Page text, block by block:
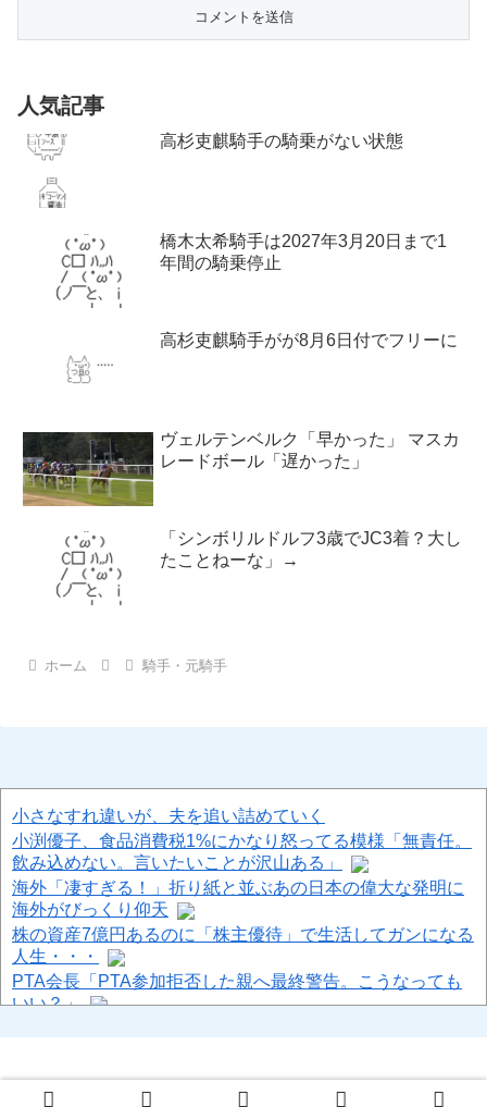
人気記事
高杉吏麒騎手の騎乗がない状態
橋木太希騎手は2027年3月20日まで1
年間の騎乗停止
高杉吏麒騎手がが8月6日付でフリーに
ヴェルテンベルク「早かった」 マスカ
レードボール「遅かった」
「シンボリルドルフ3歳でJC3着？大し
たことねーな」→
ホーム 騎手・元騎手
小さなすれ違いが、夫を追い詰めていく
小渕優子、食品消費税1%にかなり怒ってる模様「無責任。
飲み込めない。言いたいことが沢山ある」
海外「凄すぎる！」折り紙と並ぶあの日本の偉大な発明に
海外がびっくり仰天
株の資産7億円あるのに「株主優待」で生活してガンになる
人生・・・
PTA会長「PTA参加拒否した親へ最終警告。こうなっても
いい？」
【疑問】なんで日常系アニメって男キャラが出てくるとブ
チ切れられるの？
© 2013-2026 ハロン棒ch.